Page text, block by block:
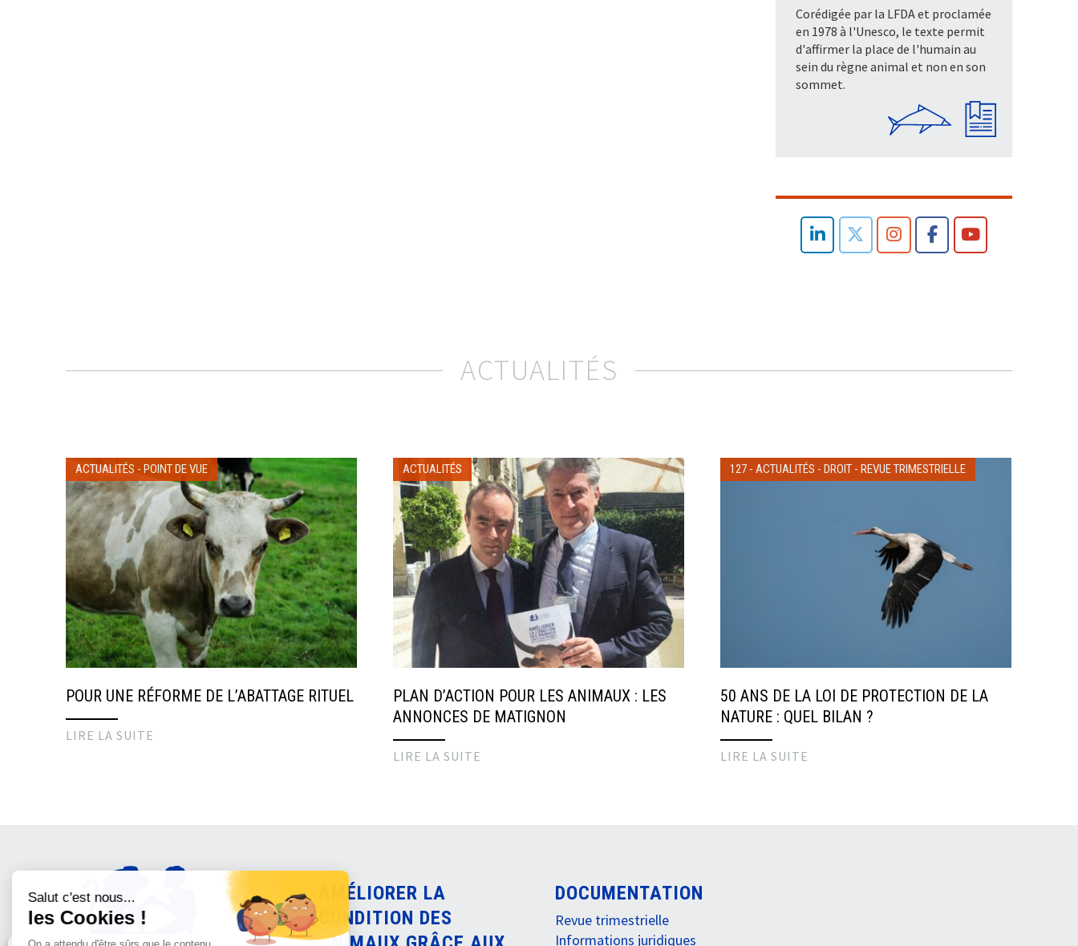
Corédigée par la LFDA et proclamée
en 1978 à l'Unesco, le texte permit
d'affirmer la place de l'humain au
sein du règne animal et non en son
sommet.
ACTUALITÉS
ACTUALITÉS - POINT DE VUE
POUR UNE RÉFORME DE L’ABATTAGE RITUEL
LIRE LA SUITE
ACTUALITÉS
PLAN D’ACTION POUR LES ANIMAUX : LES
ANNONCES DE MATIGNON
LIRE LA SUITE
127- ACTUALITÉS - DROIT- REVUE TRIMESTRIELLE
50 ANS DE LA LOI DE PROTECTION DE LA
NATURE : QUEL BILAN ?
LIRE LA SUITE
AMÉLIORER LA
CONDITION DES
DOCUMENTATION
Revue trimestrielle
Informations juridiques